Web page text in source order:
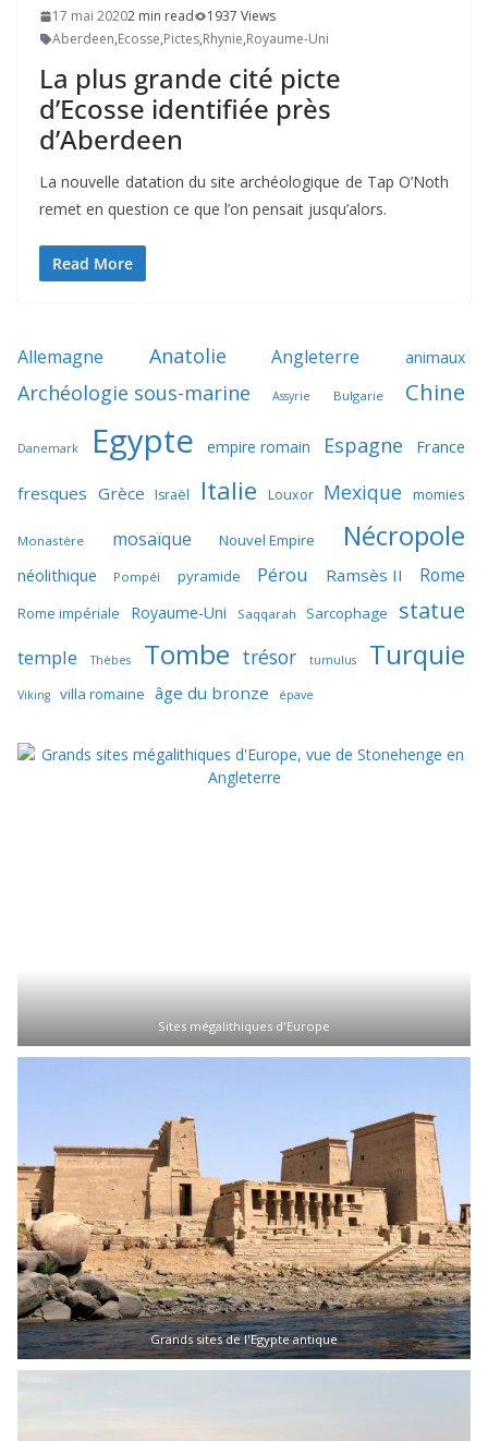
17 mai 20202 min read
1937 Views
Aberdeen,Ecosse,Pictes,Rhynie,Royaume-Uni
La plus grande cité picte
d’Ecosse identifiée près
d’Aberdeen
La nouvelle datation du site archéologique de Tap O’Noth
remet en question ce que l’on pensait jusqu’alors.
Read More
Allemagne Anatolie Angleterre animaux
Archéologie sous-marine Assyrie Bulgarie Chine
Danemark Egypte empire romain Espagne France
fresques Grèce Israël Italie Louxor Mexique momies
Monastère mosaïque Nouvel Empire Nécropole
néolithique Pompéi pyramide Pérou Ramsès II Rome
Rome impériale Royaume-Uni Saqqarah Sarcophage statue
temple Thèbes Tombe trésor tumulus Turquie
Viking villa romaine âge du bronze épave
Sites mégalithiques d'Europe
Grands sites de l'Egypte antique